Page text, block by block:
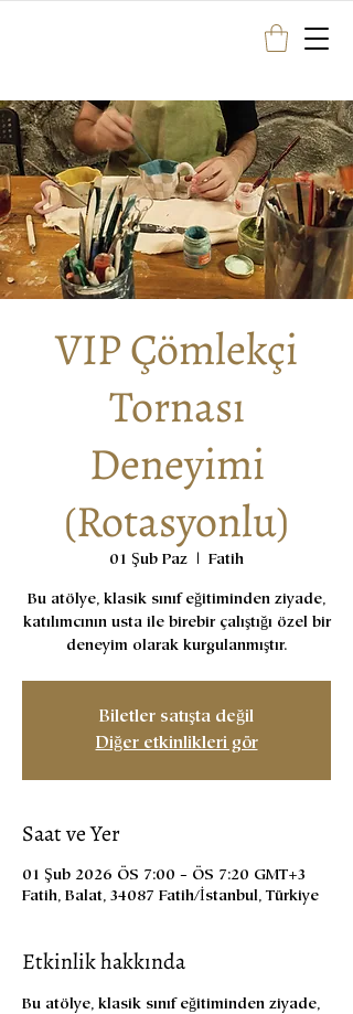
VIP Çömlekçi
Tornası
Deneyimi
(Rotasyonlu)
01 Şub Paz
  |
Fatih
Bu atölye, klasik sınıf eğitiminden ziyade,
katılımcının usta ile birebir çalıştığı özel bir
deneyim olarak kurgulanmıştır.
Biletler satışta değil
Diğer etkinlikleri gör
Saat ve Yer
01 Şub 2026 ÖS 7:00 – ÖS 7:20 GMT+3
Fatih, Balat, 34087 Fatih/İstanbul, Türkiye
Etkinlik hakkında
Bu atölye, klasik sınıf eğitiminden ziyade,